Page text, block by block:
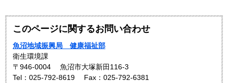
このページに関するお問い合わせ
魚沼地域振興局 健康福祉部
衛生環境課
〒946-0004
魚沼市大塚新田116-3
Tel：025-792-8619
Fax：025-792-6381